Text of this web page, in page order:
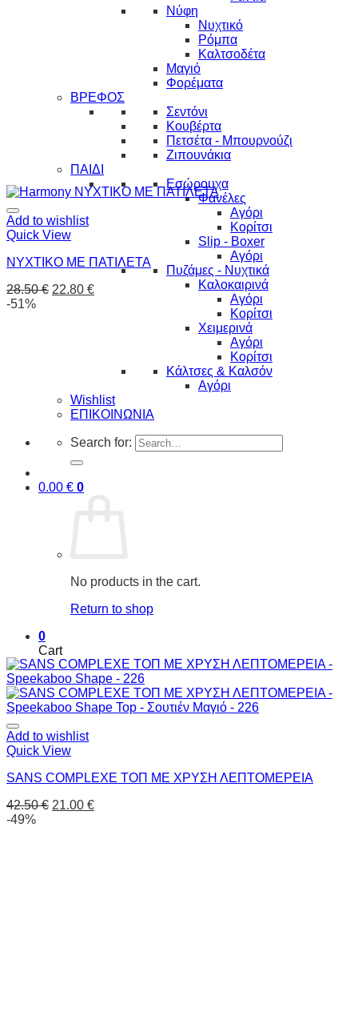
Νύφη
Νυχτικό
Ρόμπα
Καλτσοδέτα
Μαγιό
Φορέματα
ΒΡΕΦΟΣ
Σεντόνι
Κουβέρτα
Πετσέτα - Μπουρνούζι
Ζιπουνάκια
ΠΑΙΔΙ
Εσώρουχα
Φανέλες
Αγόρι
Κορίτσι
Slip - Boxer
Αγόρι
Πυζάμες - Νυχτικά
Καλοκαιρινά
Αγόρι
Κορίτσι
Χειμερινά
Αγόρι
Κορίτσι
Κάλτσες & Καλσόν
Αγόρι
Wishlist
ΕΠΙΚΟΙΝΩΝΙΑ
Search for:
0.00 € 0
No products in the cart.
Return to shop
0
Cart
Add to wishlist
Quick View
ΝΥΧΤΙΚΟ ΜΕ ΠΑΤΙΛΕΤΑ
28.50€ 22.80 €
-51%
Add to wishlist
Quick View
SANS COMPLEXE ΤΟΠ ΜΕ ΧΡΥΣΗ ΛΕΠΤΟΜΕΡΕΙΑ
42.50€ 21.00 €
-49%